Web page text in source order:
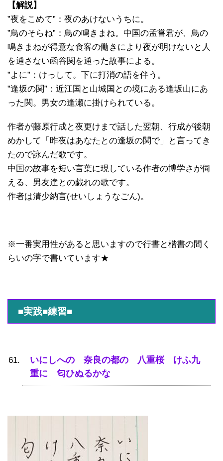
【解説】
”夜をこめて”：夜のあけないうちに。
”鳥のそらね”：鳥の鳴きまね。中国の孟嘗君が、鳥の
鳴きまねが得意な食客の働きにより夜が明けないと人
を通さない函谷関を通った故事による。
”よに”：けっして。下に打消の語を伴う。
”逢坂の関”：近江国と山城国との境にある逢坂山にあ
った関。男女の逢瀬に掛けられている。
作者が藤原行成と夜更けまで話した翌朝、行成が後朝
めかして「昨夜はあなたとの逢坂の関で」と言ってき
たので詠んだ歌です。
中国の故事を短い言葉に現している作者の博学さが伺
える、男友達との戯れの歌です。
作者は清少納言(せいしょうなごん)。
※一番実用性があると思いますので行書と楷書の間く
らいの字で書いています★
■実践■練習■
いにしへの 奈良の都の 八重桜 けふ九
重に 匂ひぬるかな